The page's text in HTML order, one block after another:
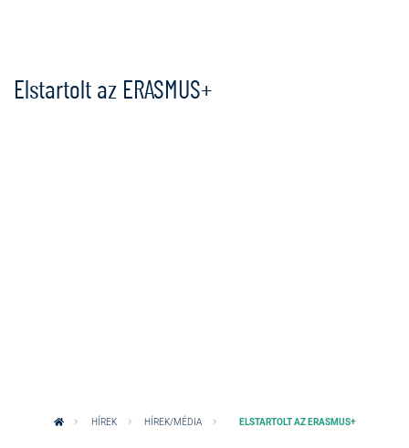
Elstartolt az ERASMUS+
HÍREK HÍREK/MÉDIA ELSTARTOLT AZ ERASMUS+